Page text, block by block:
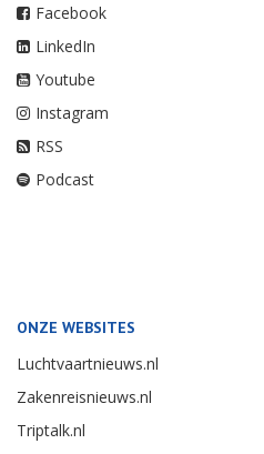
Facebook
LinkedIn
Youtube
Instagram
RSS
Podcast
ONZE WEBSITES
Luchtvaartnieuws.nl
Zakenreisnieuws.nl
Triptalk.nl